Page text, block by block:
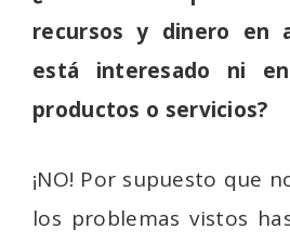
recursos y dinero en
está interesado ni
productos o servicios?
¡NO! Por supuesto que
los problemas vistos